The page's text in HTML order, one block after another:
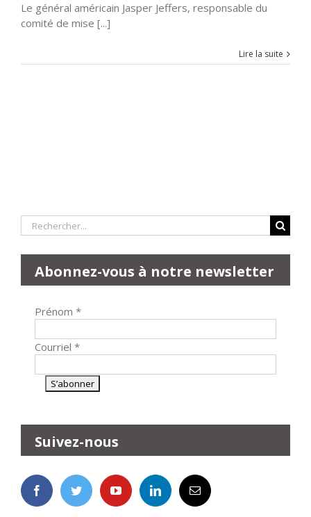
Le général américain Jasper Jeffers, responsable du
comité de mise [...]
Lire la suite
Rechercher:
Abonnez-vous à notre newsletter
Prénom *
Courriel *
Suivez-nous